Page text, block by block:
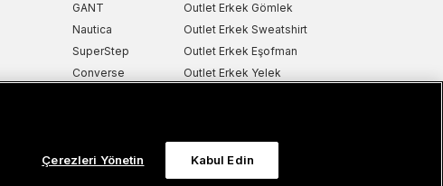
GANT
Nautica
SuperStep
Converse
Outlet Erkek Gömlek
Outlet Erkek Sweatshirt
Outlet Erkek Eşofman
Outlet Erkek Yelek
Çerezleri Yönetin Kabul Edin